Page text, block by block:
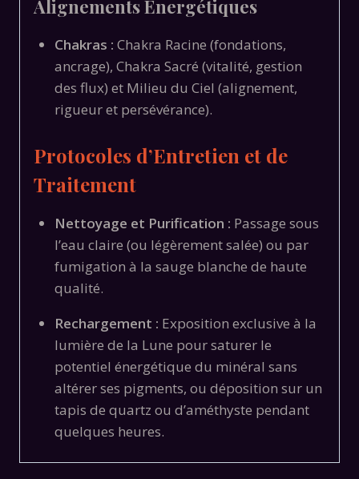
Alignements Énergétiques
Chakras : Chakra Racine (fondations,
ancrage), Chakra Sacré (vitalité, gestion
des flux) et Milieu du Ciel (alignement,
rigueur et persévérance).
Protocoles d’Entretien et de
Traitement
Nettoyage et Purification : Passage sous
l’eau claire (ou légèrement salée) ou par
fumigation à la sauge blanche de haute
qualité.
Rechargement : Exposition exclusive à la
lumière de la Lune pour saturer le
potentiel énergétique du minéral sans
altérer ses pigments, ou déposition sur un
tapis de quartz ou d’améthyste pendant
quelques heures.